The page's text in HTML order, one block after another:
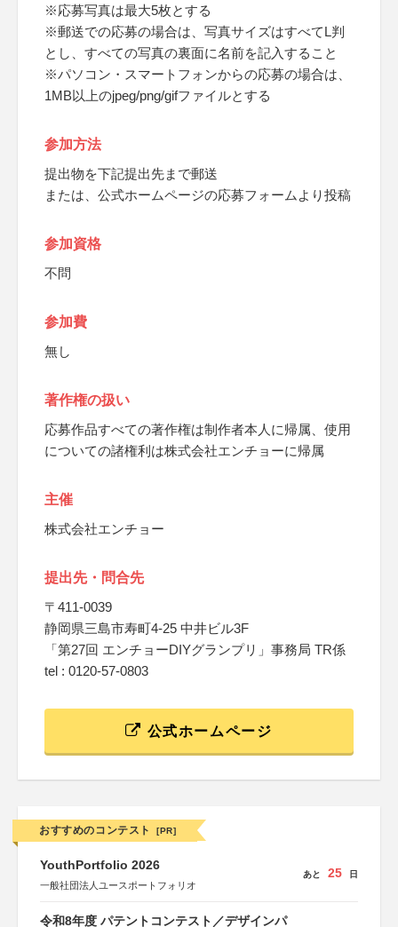
※応募写真は最大5枚とする
※郵送での応募の場合は、写真サイズはすべてL判
とし、すべての写真の裏面に名前を記入すること
※パソコン・スマートフォンからの応募の場合は、
1MB以上のjpeg/png/gifファイルとする
参加方法
提出物を下記提出先まで郵送
または、公式ホームページの応募フォームより投稿
参加資格
不問
参加費
無し
著作権の扱い
応募作品すべての著作権は制作者本人に帰属、使用
についての諸権利は株式会社エンチョーに帰属
主催
株式会社エンチョー
提出先・問合先
〒411-0039
静岡県三島市寿町4-25 中井ビル3F
「第27回 エンチョーDIYグランプリ」事務局 TR係
tel : 0120-57-0803
公式ホームページ
おすすめのコンテスト [PR]
YouthPortfolio 2026
一般社団法人ユースポートフォリオ
あと 25 日
令和8年度 パテントコンテスト／デザインパ